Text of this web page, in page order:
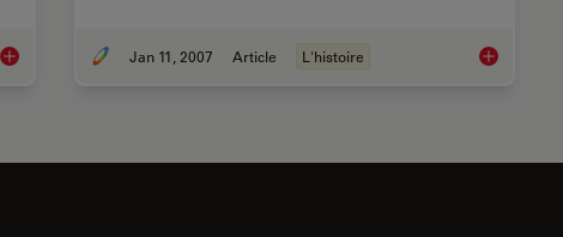
Forensic Detection of Sperm from Sexual Assault Evidence
Jan 11, 2007 Article L'histoire The History